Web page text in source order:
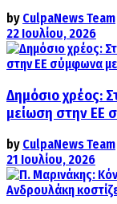
by CulpaNews Team
22 Ιουλίου, 2026
Δημόσιο χρέος:
μείωση στην ΕΕ
by CulpaNews Team
21 Ιουλίου, 2026